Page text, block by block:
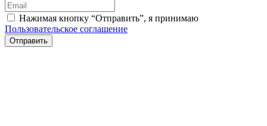
Нажимая кнопку “Отправить”, я принимаю
Пользовательское соглашение